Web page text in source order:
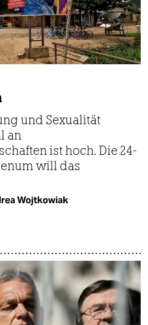
und Sexualität
an
ist hoch. Die 24-
will das
Wojtkowiak